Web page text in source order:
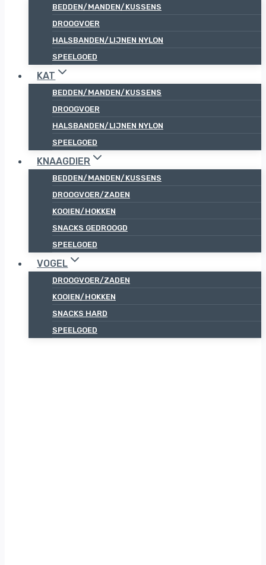
BEDDEN/MANDEN/KUSSENS
DROOGVOER
HALSBANDEN/LIJNEN NYLON
SPEELGOED
KAT
BEDDEN/MANDEN/KUSSENS
DROOGVOER
HALSBANDEN/LIJNEN NYLON
SPEELGOED
KNAAGDIER
BEDDEN/MANDEN/KUSSENS
DROOGVOER/ZADEN
KOOIEN/HOKKEN
SNACKS GEDROOGD
SPEELGOED
VOGEL
DROOGVOER/ZADEN
KOOIEN/HOKKEN
SNACKS HARD
SPEELGOED